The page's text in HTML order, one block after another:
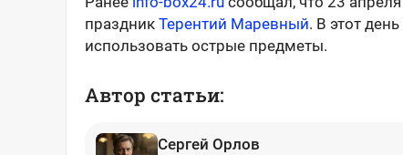
праздник Терентий Маревный. В этот
использовать острые предметы.
Автор статьи:
Сергей Орлов